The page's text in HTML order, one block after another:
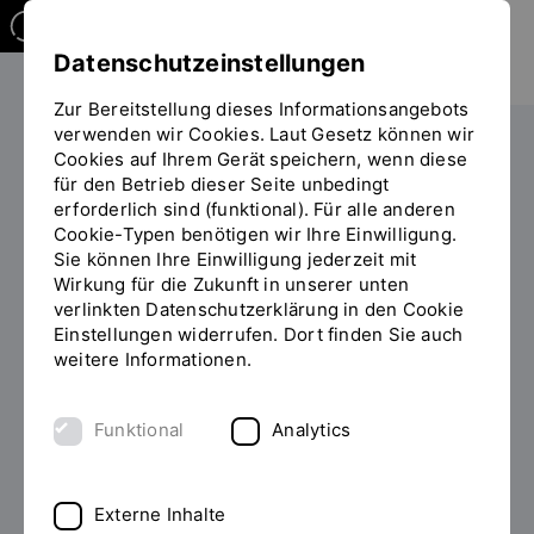
Sie
befinden
sich
auf
der
Seite
"Detailansicht"
Studieren Studiengangübersicht
INHALT
BACHELOR OF ARTS (B.A.)
Betriebswirtschaft
Datenschutzeinstellungen
Zur Bereitstellung dieses Informationsangebots
verwenden wir Cookies. Laut Gesetz können wir
Cookies auf Ihrem Gerät speichern, wenn diese
für den Betrieb dieser Seite unbedingt
erforderlich sind (funktional). Für alle anderen
Cookie-Typen benötigen wir Ihre Einwilligung.
Sie können Ihre Einwilligung jederzeit mit
Wirkung für die Zukunft in unserer unten
verlinkten Datenschutzerklärung in den Cookie
Einstellungen widerrufen. Dort finden Sie auch
weitere Informationen.
Funktional Analytics
Externe Inhalte